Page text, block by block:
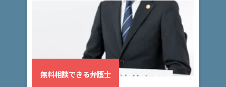
無料相談できる弁護士